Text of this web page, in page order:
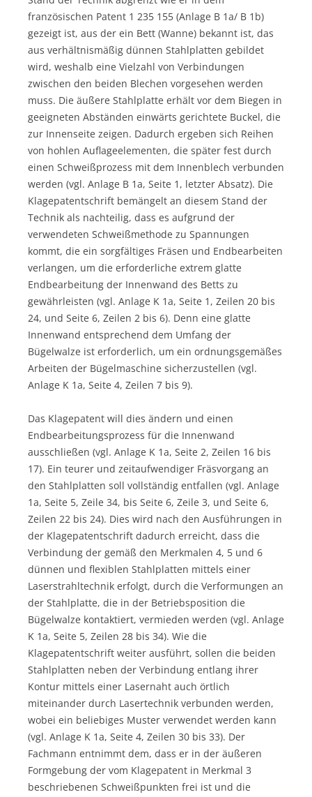
französischen Patent 1 235 155 (Anlage B 1a/ B 1b)
gezeigt ist, aus der ein Bett (Wanne) bekannt ist, das
aus verhältnismäßig dünnen Stahlplatten gebildet
wird, weshalb eine Vielzahl von Verbindungen
zwischen den beiden Blechen vorgesehen werden
muss. Die äußere Stahlplatte erhält vor dem Biegen in
geeigneten Abständen einwärts gerichtete Buckel, die
zur Innenseite zeigen. Dadurch ergeben sich Reihen
von hohlen Auflageelementen, die später fest durch
einen Schweißprozess mit dem Innenblech verbunden
werden (vgl. Anlage B 1a, Seite 1, letzter Absatz). Die
Klagepatentschrift bemängelt an diesem Stand der
Technik als nachteilig, dass es aufgrund der
verwendeten Schweißmethode zu Spannungen
kommt, die ein sorgfältiges Fräsen und Endbearbeiten
verlangen, um die erforderliche extrem glatte
Endbearbeitung der Innenwand des Betts zu
gewährleisten (vgl. Anlage K 1a, Seite 1, Zeilen 20 bis
24, und Seite 6, Zeilen 2 bis 6). Denn eine glatte
Innenwand entsprechend dem Umfang der
Bügelwalze ist erforderlich, um ein ordnungsgemäßes
Arbeiten der Bügelmaschine sicherzustellen (vgl.
Anlage K 1a, Seite 4, Zeilen 7 bis 9).
Das Klagepatent will dies ändern und einen
Endbearbeitungsprozess für die Innenwand
ausschließen (vgl. Anlage K 1a, Seite 2, Zeilen 16 bis
17). Ein teurer und zeitaufwendiger Fräsvorgang an
den Stahlplatten soll vollständig entfallen (vgl. Anlage
1a, Seite 5, Zeile 34, bis Seite 6, Zeile 3, und Seite 6,
Zeilen 22 bis 24). Dies wird nach den Ausführungen in
der Klagepatentschrift dadurch erreicht, dass die
Verbindung der gemäß den Merkmalen 4, 5 und 6
dünnen und flexiblen Stahlplatten mittels einer
Laserstrahltechnik erfolgt, durch die Verformungen an
der Stahlplatte, die in der Betriebsposition die
Bügelwalze kontaktiert, vermieden werden (vgl. Anlage
K 1a, Seite 5, Zeilen 28 bis 34). Wie die
Klagepatentschrift weiter ausführt, sollen die beiden
Stahlplatten neben der Verbindung entlang ihrer
Kontur mittels einer Lasernaht auch örtlich
miteinander durch Lasertechnik verbunden werden,
wobei ein beliebiges Muster verwendet werden kann
(vgl. Anlage K 1a, Seite 4, Zeilen 30 bis 33). Der
Fachmann entnimmt dem, dass er in der äußeren
Formgebung der vom Klagepatent in Merkmal 3
beschriebenen Schweißpunkten frei ist und die